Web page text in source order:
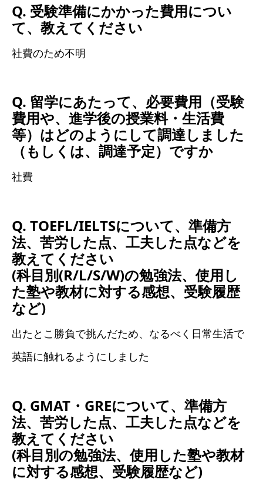
Q. 受験準備にかかった費用につい
て、教えてください
社費のため不明
Q. 留学にあたって、必要費用（受験
費用や、進学後の授業料・生活費
等）はどのようにして調達しました
（もしくは、調達予定）ですか
社費
Q. TOEFL/IELTSについて、準備方
法、苦労した点、工夫した点などを
教えてください
(科目別(R/L/S/W)の勉強法、使用し
た塾や教材に対する感想、受験履歴
など)
出たとこ勝負で挑んだため、なるべく日常生活で
英語に触れるようにしました
Q. GMAT・GREについて、準備方
法、苦労した点、工夫した点などを
教えてください
(科目別の勉強法、使用した塾や教材
に対する感想、受験履歴など)